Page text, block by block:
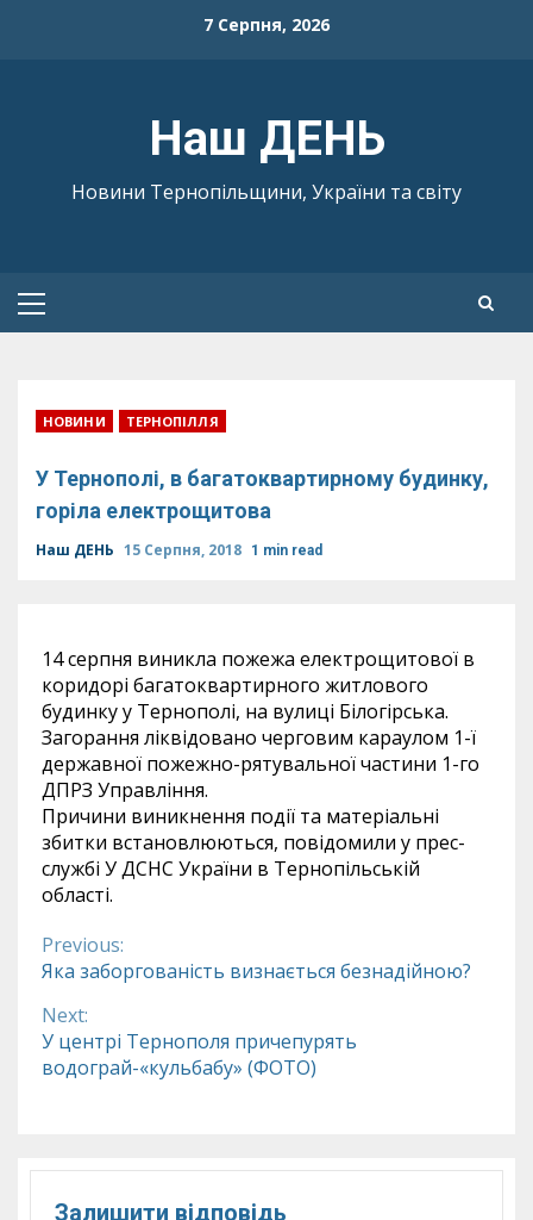
7 Серпня, 2026
Наш ДЕНЬ
Новини Тернопільщини, України та світу
Primary
НОВИНИ ТЕРНОПІЛЛЯ
У Тернополі, в багатоквартирному будинку,
горіла електрощитова
Наш ДЕНЬ 15 Серпня, 2018 1 min read
14 серпня виникла пожежа електрощитової в
коридорі багатоквартирного житлового
будинку у Тернополі, на вулиці Білогірська.
Загорання ліквідовано черговим караулом 1-ї
державної пожежно-рятувальної частини 1-го
ДПРЗ Управління.
Причини виникнення події та матеріальні
збитки встановлюються, повідомили у прес-
службі У ДСНС України в Тернопільській
області.
Continue
Reading
Previous:
Яка заборгованість визнається безнадійною?
Next:
У центрі Тернополя причепурять
водограй-«кульбабу» (ФОТО)
Залишити відповідь